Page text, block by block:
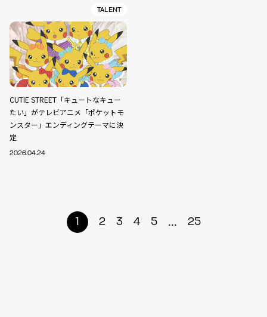
TALENT
CUTIE STREET「キュートなキュー
たい」がテレビアニメ「ポケットモ
ンスター」エンディングテーマに決
定
2026.04.24
1 2 3 4 5 ... 25